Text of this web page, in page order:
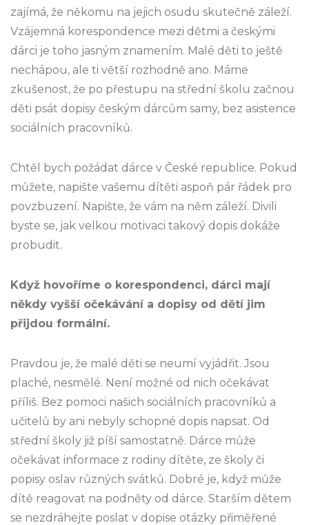
zajímá, že někomu na jejich osudu skutečně záleží.
Vzájemná korespondence mezi dětmi a českými
dárci je toho jasným znamením. Malé děti to ještě
nechápou, ale ti větší rozhodně ano. Máme
zkušenost, že po přestupu na střední školu začnou
děti psát dopisy českým dárcům samy, bez asistence
sociálních pracovníků.
Chtěl bych požádat dárce v České republice. Pokud
můžete, napište vašemu dítěti aspoň pár řádek pro
povzbuzení. Napište, že vám na něm záleží. Divili
byste se, jak velkou motivaci takový dopis dokáže
probudit.
Když hovoříme o korespondenci, dárci mají
někdy vyšší očekávání a dopisy od dětí jim
přijdou formální.
Pravdou je, že malé děti se neumí vyjádřit. Jsou
plaché, nesmělé. Není možné od nich očekávat
příliš. Bez pomoci našich sociálních pracovníků a
učitelů by ani nebyly schopné dopis napsat. Od
střední školy již píší samostatně. Dárce může
očekávat informace z rodiny dítěte, ze školy či
popisy oslav různých svátků. Dobré je, když může
dítě reagovat na podněty od dárce. Starším dětem
se nezdráhejte poslat v dopise otázky přiměřené